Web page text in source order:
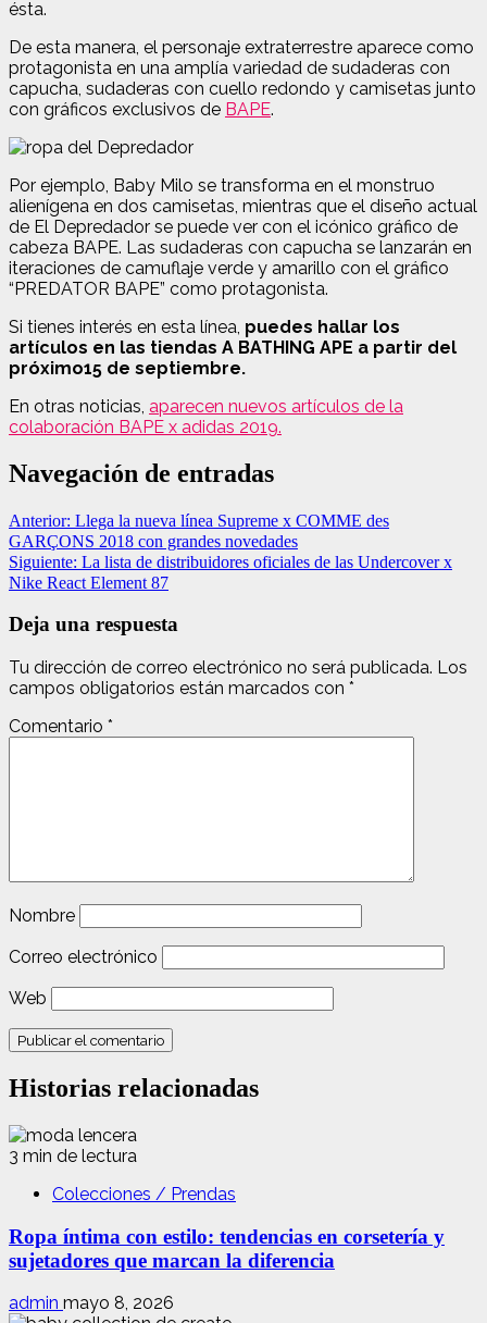
ésta.
De esta manera, el personaje extraterrestre aparece como
protagonista en una amplía variedad de sudaderas con
capucha, sudaderas con cuello redondo y camisetas junto
con gráficos exclusivos de BAPE.
Por ejemplo, Baby Milo se transforma en el monstruo
alienígena en dos camisetas, mientras que el diseño actual
de El Depredador se puede ver con el icónico gráfico de
cabeza BAPE. Las sudaderas con capucha se lanzarán en
iteraciones de camuflaje verde y amarillo con el gráfico
“PREDATOR BAPE” como protagonista.
Si tienes interés en esta línea, puedes hallar los
artículos en las tiendas A BATHING APE a partir del
próximo15 de septiembre.
En otras noticias, aparecen nuevos artículos de la
colaboración BAPE x adidas 2019.
Navegación de entradas
Anterior: Llega la nueva línea Supreme x COMME des
GARÇONS 2018 con grandes novedades
Siguiente: La lista de distribuidores oficiales de las Undercover x
Nike React Element 87
Deja una respuesta
Tu dirección de correo electrónico no será publicada. Los
campos obligatorios están marcados con *
Comentario *
Nombre
Correo electrónico
Web
Historias relacionadas
3 min de lectura
Colecciones / Prendas
Ropa íntima con estilo: tendencias en corsetería y
sujetadores que marcan la diferencia
admin mayo 8, 2026